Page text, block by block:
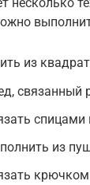
из
связанный
из
крючком